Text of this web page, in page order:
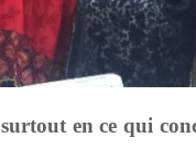
en ce qui